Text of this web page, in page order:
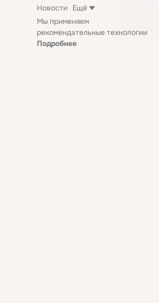
Новости Ещё
Мы применяем
рекомендательные технологии
Подробнее